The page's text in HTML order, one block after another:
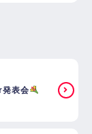
表会